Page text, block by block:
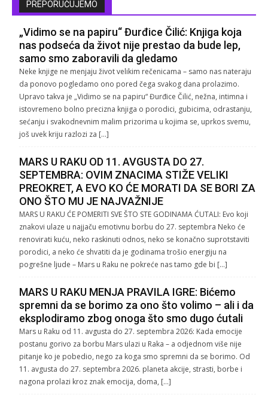
PREPORUČUJEMO
„Vidimo se na papiru“ Đurđice Čilić: Knjiga koja
nas podseća da život nije prestao da bude lep,
samo smo zaboravili da gledamo
Neke knjige ne menjaju život velikim rečenicama – samo nas nateraju
da ponovo pogledamo ono pored čega svakog dana prolazimo.
Upravo takva je „Vidimo se na papiru“ Đurđice Čilić, nežna, intimna i
istovremeno bolno precizna knjiga o porodici, gubicima, odrastanju,
sećanju i svakodnevnim malim prizorima u kojima se, uprkos svemu,
još uvek kriju razlozi za […]
MARS U RAKU OD 11. AVGUSTA DO 27.
SEPTEMBRA: OVIM ZNACIMA STIŽE VELIKI
PREOKRET, A EVO KO ĆE MORATI DA SE BORI ZA
ONO ŠTO MU JE NAJVAŽNIJE
MARS U RAKU ĆE POMERITI SVE ŠTO STE GODINAMA ĆUTALI: Evo koji
znakovi ulaze u najjaču emotivnu borbu do 27. septembra Neko će
renovirati kuću, neko raskinuti odnos, neko se konačno suprotstaviti
porodici, a neko će shvatiti da je godinama trošio energiju na
pogrešne ljude – Mars u Raku ne pokreće nas tamo gde bi […]
MARS U RAKU MENJA PRAVILA IGRE: Bićemo
spremni da se borimo za ono što volimo – ali i da
eksplodiramo zbog onoga što smo dugo ćutali
Mars u Raku od 11. avgusta do 27. septembra 2026: Kada emocije
postanu gorivo za borbu Mars ulazi u Raka – a odjednom više nije
pitanje ko je pobedio, nego za koga smo spremni da se borimo. Od
11. avgusta do 27. septembra 2026. planeta akcije, strasti, borbe i
nagona prolazi kroz znak emocija, doma, […]